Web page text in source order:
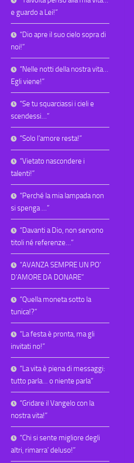
e guardo a Lei!”
“Dio apre il suo cielo sopra di
noi!”
“Nelle notti della nostra vita…
Egli viene!”
“Se tu squarciassi i cieli e
scendessi…”
“Solo l’amore resta!”
“Vietato nascondere i
talenti!”
“Perché la mia lampada non
si spenga …”
“Davanti a Dio, non servono
titoli né referenze…”
“AVANZA SEMPRE UN PO’
D’AMORE DA DONARE”
“Quella moneta sotto la
tunica!?”
“La festa è pronta, ma gli
invitati no!”
“La vita è piena di messaggi:
tutto parla… o niente parla”
“Gridare il Vangelo con la
nostra vita!”
“Chi si sente migliore degli
altri, rimarra’ deluso!”